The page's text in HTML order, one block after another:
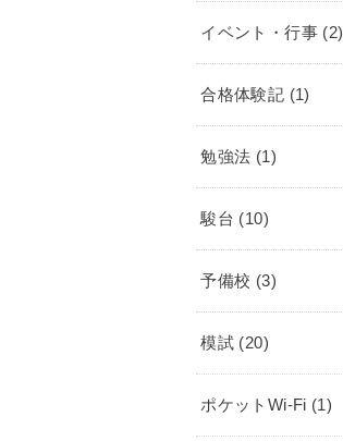
イベント・行事 (2)
合格体験記 (1)
勉強法 (1)
駿台 (10)
予備校 (3)
模試 (20)
ポケットWi-Fi (1)